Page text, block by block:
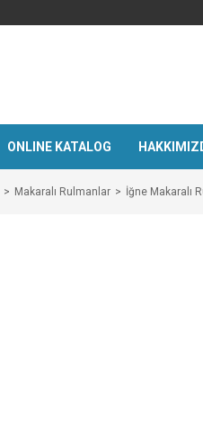
ONLINE KATALOG
Makaralı Rulmanlar İğne Makaralı